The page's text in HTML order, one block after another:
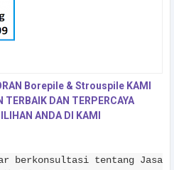
Borepile & Strouspile KAMI
TERBAIK DAN TERPERCAYA
ANDA DI KAMI
berkonsultasi tentang Jasa